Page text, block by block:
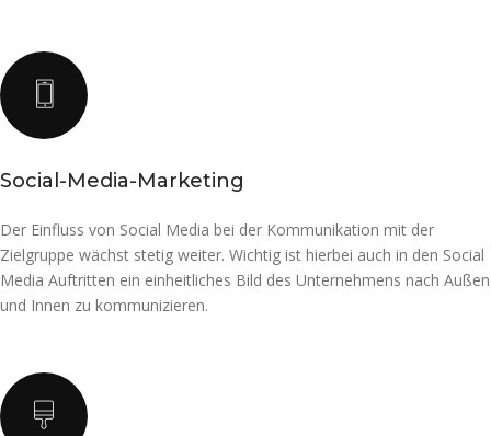
Social-Media-Marketing
Der Einfluss von Social Media bei der Kommunikation mit der
Zielgruppe wächst stetig weiter. Wichtig ist hierbei auch in den Social
Media Auftritten ein einheitliches Bild des Unternehmens nach Außen
und Innen zu kommunizieren.